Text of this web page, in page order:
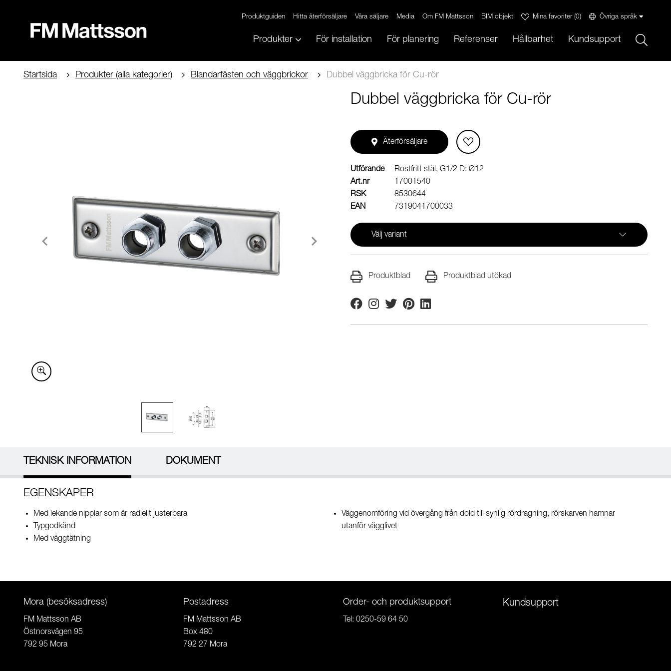
Produktguiden Hitta återförsäljare Våra säljare Media Om FM Mattsson BIM objekt Mina favoriter(0) Övriga språk
Produkter För installation För planering Referenser Hållbarhet Kundsupport
Startsida Produkter (alla kategorier) Blandarfästen och väggbrickor Dubbel väggbricka för Cu-rör
Dubbel väggbricka för Cu-rör
Återförsäljare
Utförande
Rostfritt stål, G1/2 D: Ø12
Art.nr
17001540
RSK
8530644
EAN
7319041700033
Välj variant
Produktblad Produktblad utökad
FacebookInstagram
TwitterPinterestLinkedin
TEKNISK INFORMATION DOKUMENT
EGENSKAPER
Med lekande nipplar som är radiellt justerbara
Typgodkänd
Med väggtätning
Väggenomföring vid övergång från dold till synlig rördragning, rörskarven hamnar
utanför vägglivet
Mora (besöksadress)
FM Mattsson AB
Östnorsvägen 95
792 95 Mora
Postadress
FM Mattsson AB
Box 480
792 27 Mora
Order- och produktsupport
Tel: 0250-59 64 50
Kundsupport